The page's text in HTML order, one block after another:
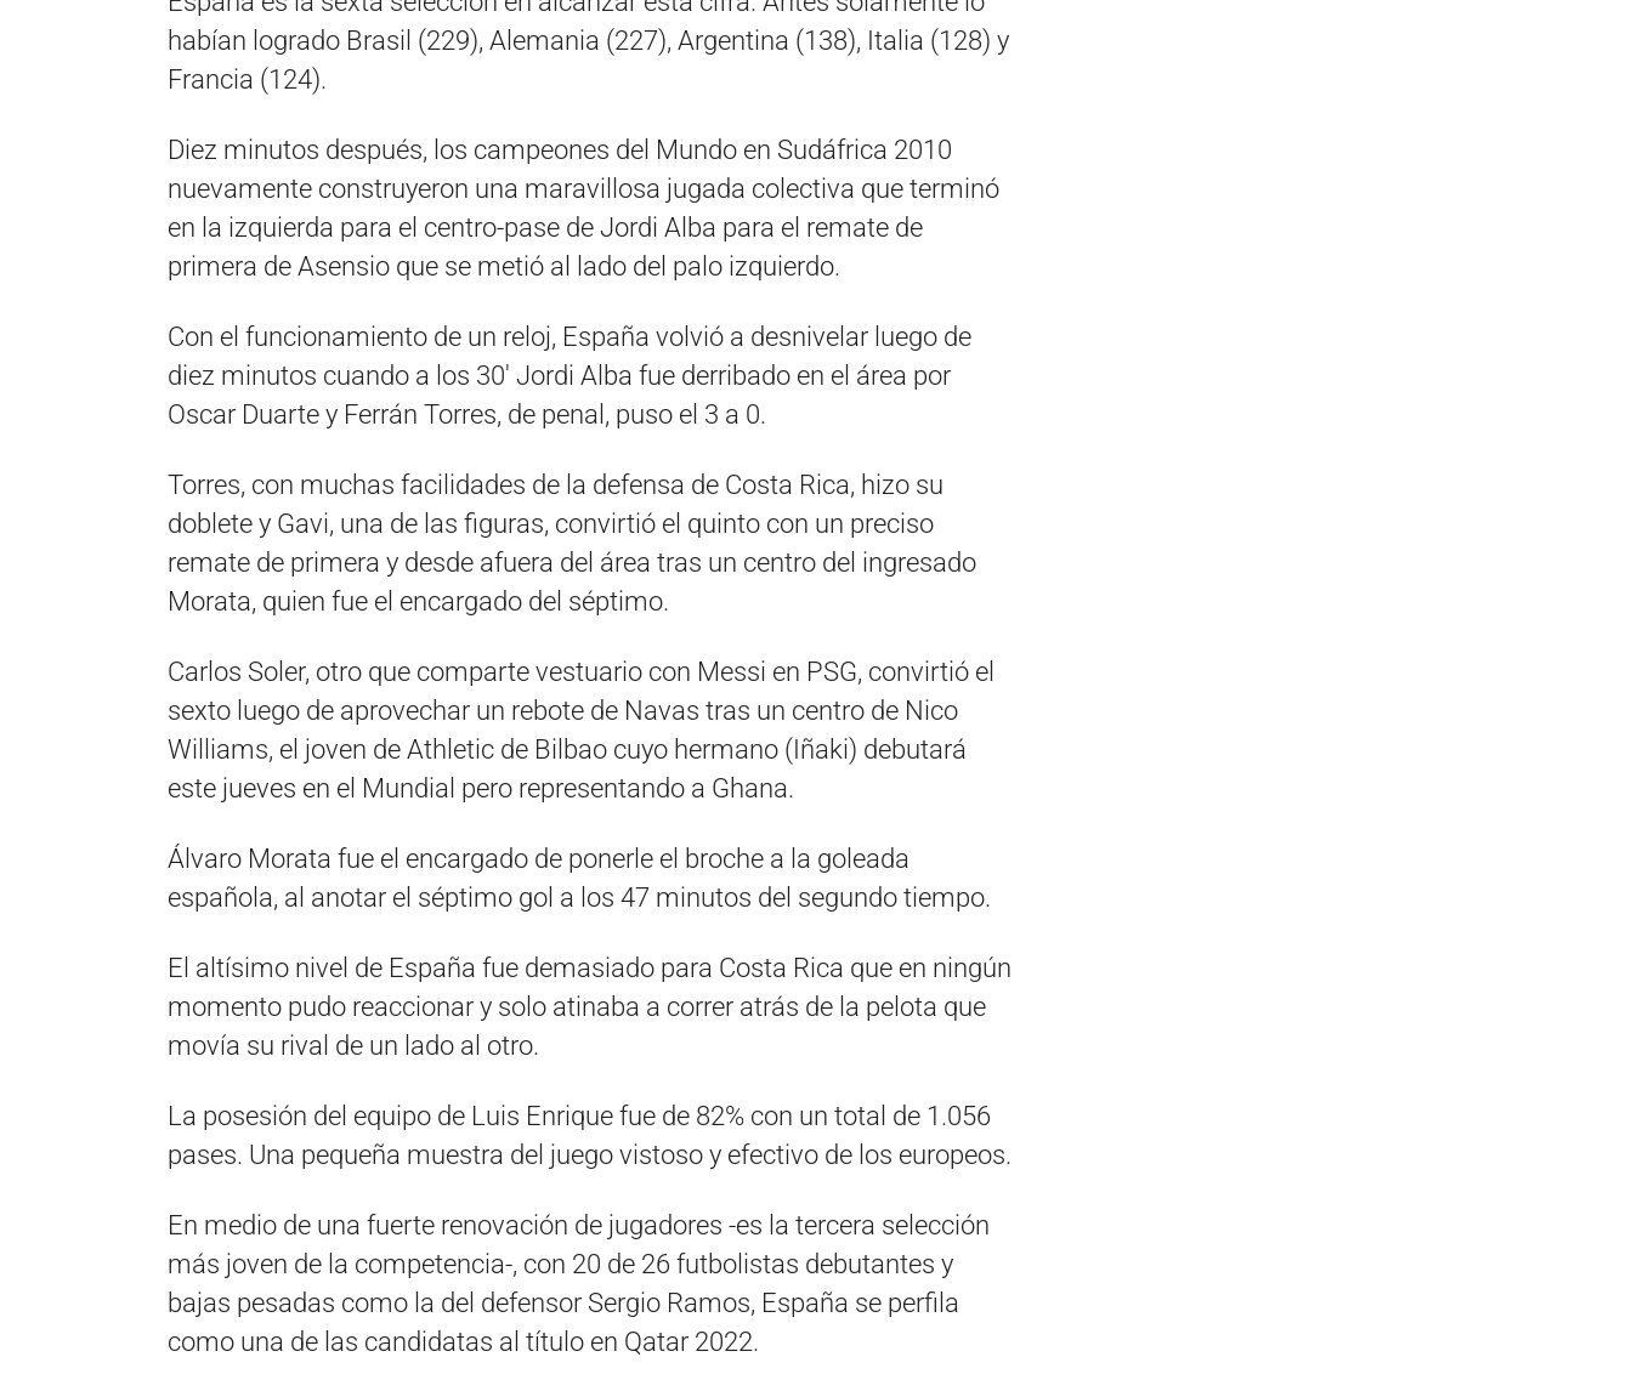
habían logrado Brasil (229), Alemania (227), Argentina (138), Italia (128) y
Francia (124).
Diez minutos después, los campeones del Mundo en Sudáfrica 2010
nuevamente construyeron una maravillosa jugada colectiva que terminó
en la izquierda para el centro-pase de Jordi Alba para el remate de
primera de Asensio que se metió al lado del palo izquierdo.
Con el funcionamiento de un reloj, España volvió a desnivelar luego de
diez minutos cuando a los 30′ Jordi Alba fue derribado en el área por
Oscar Duarte y Ferrán Torres, de penal, puso el 3 a 0.
Torres, con muchas facilidades de la defensa de Costa Rica, hizo su
doblete y Gavi, una de las figuras, convirtió el quinto con un preciso
remate de primera y desde afuera del área tras un centro del ingresado
Morata, quien fue el encargado del séptimo.
Carlos Soler, otro que comparte vestuario con Messi en PSG, convirtió el
sexto luego de aprovechar un rebote de Navas tras un centro de Nico
Williams, el joven de Athletic de Bilbao cuyo hermano (Iñaki) debutará
este jueves en el Mundial pero representando a Ghana.
Álvaro Morata fue el encargado de ponerle el broche a la goleada
española, al anotar el séptimo gol a los 47 minutos del segundo tiempo.
El altísimo nivel de España fue demasiado para Costa Rica que en ningún
momento pudo reaccionar y solo atinaba a correr atrás de la pelota que
movía su rival de un lado al otro.
La posesión del equipo de Luis Enrique fue de 82% con un total de 1.056
pases. Una pequeña muestra del juego vistoso y efectivo de los europeos.
En medio de una fuerte renovación de jugadores -es la tercera selección
más joven de la competencia-, con 20 de 26 futbolistas debutantes y
bajas pesadas como la del defensor Sergio Ramos, España se perfila
como una de las candidatas al título en Qatar 2022.